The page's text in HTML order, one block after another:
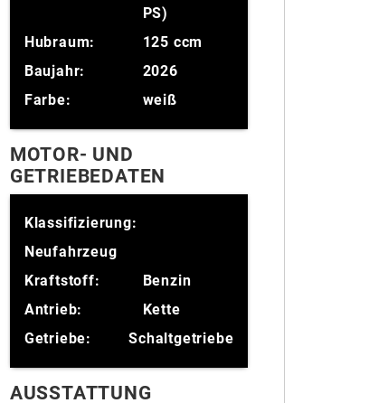
PS)
Hubraum:
125 ccm
Baujahr:
2026
Farbe:
weiß
MOTOR- UND
GETRIEBEDATEN
Klassifizierung:
Neufahrzeug
Kraftstoff:
Benzin
Antrieb:
Kette
Getriebe:
Schaltgetriebe
AUSSTATTUNG